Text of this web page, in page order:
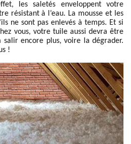
les saletés enveloppent votre
résistant à l’eau. La mousse et les
ne sont pas enlevés à temps. Et si
vous, votre tuile aussi devra être
encore plus, voire la dégrader.
!